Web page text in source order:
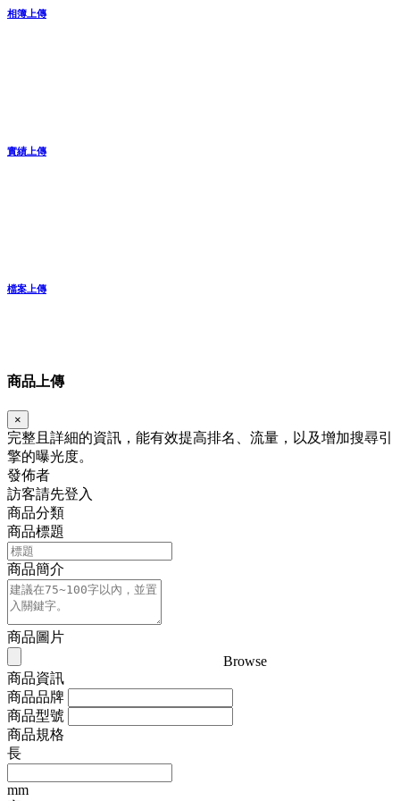
相簿上傳
實績上傳
檔案上傳
商品上傳
×
完整且詳細的資訊，能有效提高排名、流量，以及增加搜尋引
擎的曝光度。
發佈者
訪客請先登入
商品分類
商品標題
商品簡介
商品圖片
Browse
商品資訊
商品品牌
商品型號
商品規格
長
mm